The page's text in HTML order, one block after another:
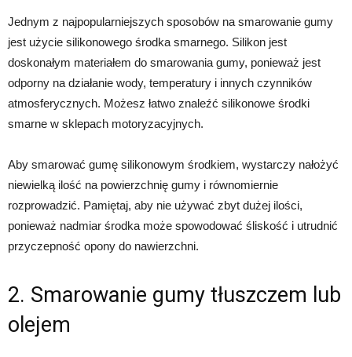
Jednym z najpopularniejszych sposobów na smarowanie gumy
jest użycie silikonowego środka smarnego. Silikon jest
doskonałym materiałem do smarowania gumy, ponieważ jest
odporny na działanie wody, temperatury i innych czynników
atmosferycznych. Możesz łatwo znaleźć silikonowe środki
smarne w sklepach motoryzacyjnych.
Aby smarować gumę silikonowym środkiem, wystarczy nałożyć
niewielką ilość na powierzchnię gumy i równomiernie
rozprowadzić. Pamiętaj, aby nie używać zbyt dużej ilości,
ponieważ nadmiar środka może spowodować śliskość i utrudnić
przyczepność opony do nawierzchni.
2. Smarowanie gumy tłuszczem lub
olejem